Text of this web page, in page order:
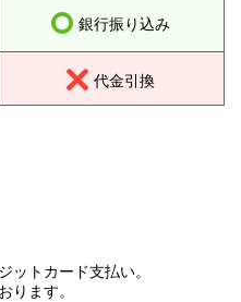
銀行振り込み
代金引換
ットカード支払い。
ります。